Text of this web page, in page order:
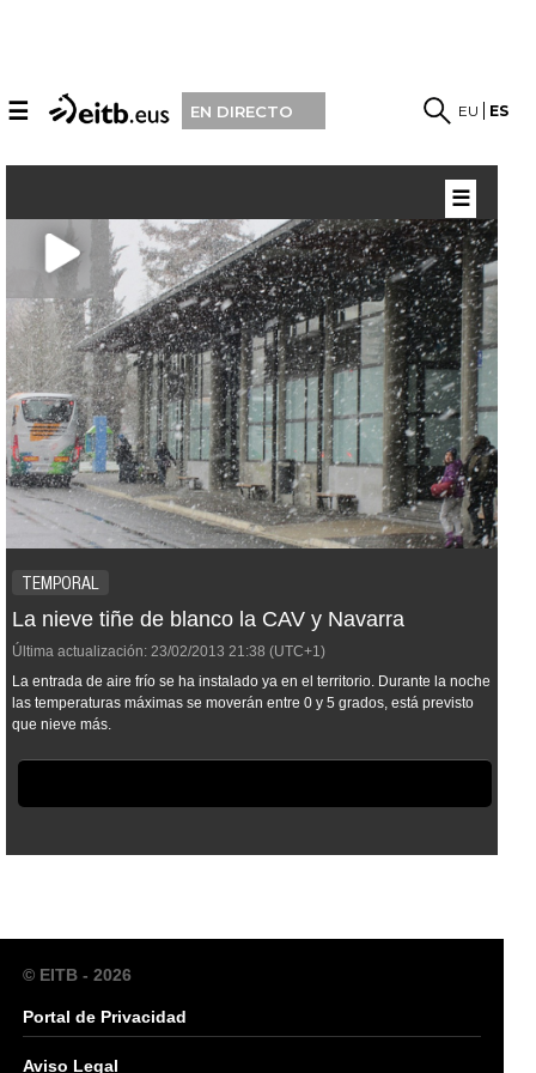
☰ EN DIRECTO EU ES
TEMPORAL
La nieve tiñe de blanco la CAV y Navarra
Última actualización: 23/02/2013 21:38 (UTC+1)
La entrada de aire frío se ha instalado ya en el territorio. Durante la noche
las temperaturas máximas se moverán entre 0 y 5 grados, está previsto
que nieve más.
☰
© EITB - 2026
Portal de Privacidad
Aviso Legal